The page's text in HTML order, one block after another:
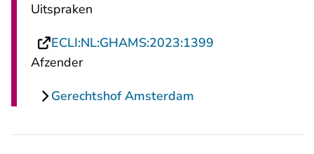
Uitspraken
ECLI:NL:GHAMS:2023:1399
Afzender
Gerechtshof Amsterdam